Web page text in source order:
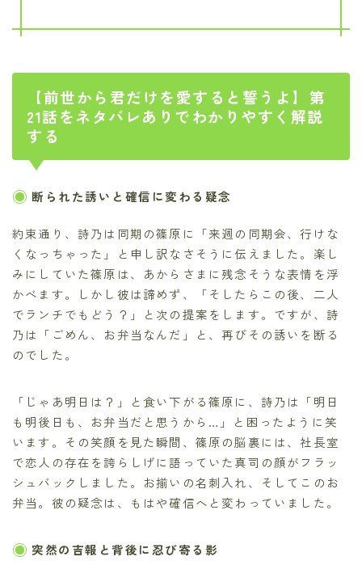
【前世から君だけを愛すると誓うよ】第
21話をネタバレありでわかりやすく解説
する
断られた誘いと確信に変わる疑念
約束通り、詩乃は同期の篠原に「来週の同期会、行けな
くなっちゃった」と申し訳なさそうに伝えました。楽し
みにしていた篠原は、あからさまに残念そうな表情を浮
かべます。しかし彼は諦めず、「そしたらこの後、二人
でランチでもどう？」と次の提案をします。ですが、詩
乃は「ごめん、お弁当なんだ」と、再びその誘いを断る
のでした。
「じゃあ明日は？」と食い下がる篠原に、詩乃は「明日
も明後日も、お弁当だと思うから…」と困ったように笑
います。その笑顔を見た瞬間、篠原の脳裏には、社長室
で恋人の存在を誇らしげに語っていた真司の顔がフラッ
シュバックしました。お揃いの名刺入れ、そしてこのお
弁当。彼の疑念は、もはや確信へと変わっていました。
突然の吉報と背後に忍び寄る影